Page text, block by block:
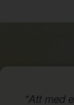
"Att med